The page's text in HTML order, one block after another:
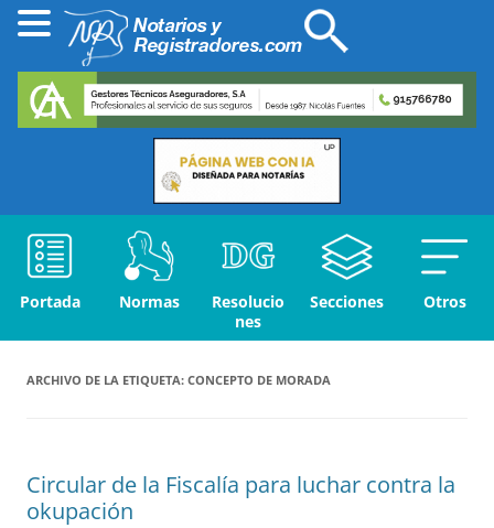
Portada Normas
Resolucio
nes
Secciones Otros
ARCHIVO DE LA ETIQUETA: CONCEPTO DE MORADA
Circular de la Fiscalía para luchar contra la
okupación